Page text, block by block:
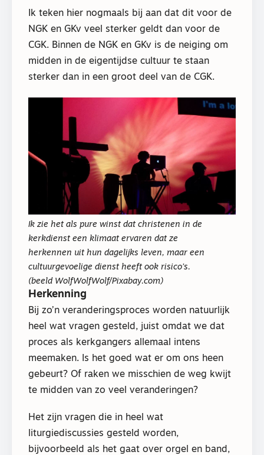
Ik teken hier nogmaals bij aan dat dit voor de
NGK en GKv veel sterker geldt dan voor de
CGK. Binnen de NGK en GKv is de neiging om
midden in de eigentijdse cultuur te staan
sterker dan in een groot deel van de CGK.
Ik zie het als pure winst dat christenen in de
kerkdienst een klimaat ervaren dat ze
herkennen uit hun dagelijks leven, maar een
cultuurgevoelige dienst heeft ook risico’s.
(beeld WolfWolfWolf/Pixabay.com)
Herkenning
Bij zo’n veranderingsproces worden natuurlijk
heel wat vragen gesteld, juist omdat we dat
proces als kerkgangers allemaal intens
meemaken. Is het goed wat er om ons heen
gebeurt? Of raken we misschien de weg kwijt
te midden van zo veel veranderingen?
Het zijn vragen die in heel wat
liturgiediscussies gesteld worden,
bijvoorbeeld als het gaat over orgel en band,